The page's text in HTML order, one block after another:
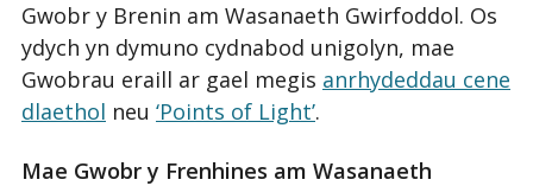
Gwobr y Brenin am Wasanaeth Gwirfoddol. Os
ydych yn dymuno cydnabod unigolyn, mae
Gwobrau eraill ar gael megis anrhydeddau cene
dlaethol neu ‘Points of Light’.
Mae Gwobr y Frenhines am Wasanaeth